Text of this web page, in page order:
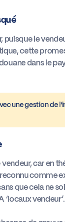
le
cette
dans le
une gestion de
car en
comme
que cela ne
vendeur’.